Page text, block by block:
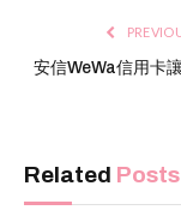
安信WeWa信用卡
Related Posts